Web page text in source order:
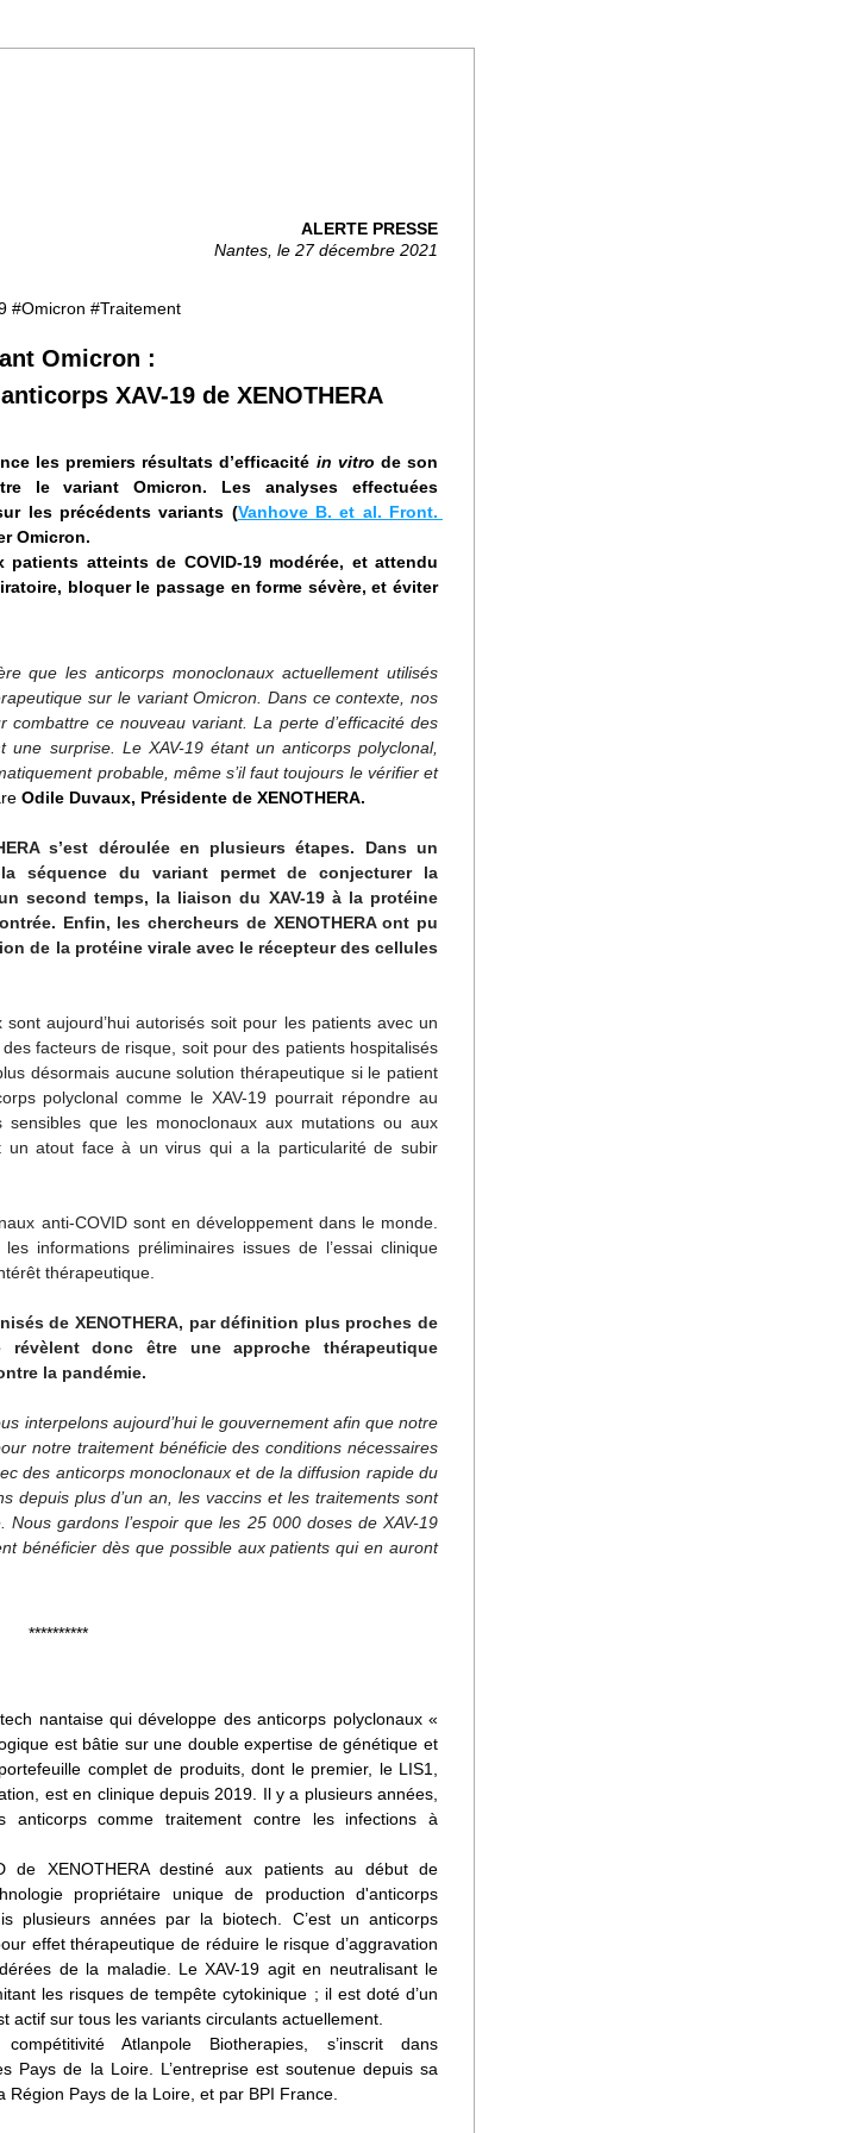
ALERTE PRESSE
Nantes, le 27 décembre 2021
#Omicron #Traitement
Omicron :
XAV-19 de XENOTHERA
les premiers résultats d’efficacité in vitro de son
le variant Omicron. Les analyses effectuées
les précédents variants (Vanhove B. et al. Front.
Omicron.
atteints de COVID-19 modérée, et attendu
bloquer le passage en forme sévère, et éviter
que les anticorps monoclonaux actuellement utilisés
sur le variant Omicron. Dans ce contexte, nos
combattre ce nouveau variant. La perte d’efficacité des
une surprise. Le XAV-19 étant un anticorps polyclonal,
probable, même s’il faut toujours le vérifier et
Odile Duvaux, Présidente de XENOTHERA.
s’est déroulée en plusieurs étapes. Dans un
séquence du variant permet de conjecturer la
second temps, la liaison du XAV-19 à la protéine
Enfin, les chercheurs de XENOTHERA ont pu
de la protéine virale avec le récepteur des cellules
aujourd’hui autorisés soit pour les patients avec un
facteurs de risque, soit pour des patients hospitalisés
désormais aucune solution thérapeutique si le patient
polyclonal comme le XAV-19 pourrait répondre au
sensibles que les monoclonaux aux mutations ou aux
un atout face à un virus qui a la particularité de subir
anti-COVID sont en développement dans le monde.
informations préliminaires issues de l’essai clinique
thérapeutique.
de XENOTHERA, par définition plus proches de
révèlent donc être une approche thérapeutique
la pandémie.
interpelons aujourd’hui le gouvernement afin que notre
notre traitement bénéficie des conditions nécessaires
des anticorps monoclonaux et de la diffusion rapide du
depuis plus d’un an, les vaccins et les traitements sont
gardons l’espoir que les 25 000 doses de XAV-19
bénéficier dès que possible aux patients qui en auront
**********
nantaise qui développe des anticorps polyclonaux «
est bâtie sur une double expertise de génétique et
complet de produits, dont le premier, le LIS1,
est en clinique depuis 2019. Il y a plusieurs années,
anticorps comme traitement contre les infections à
de XENOTHERA destiné aux patients au début de
propriétaire unique de production d'anticorps
plusieurs années par la biotech. C’est un anticorps
effet thérapeutique de réduire le risque d’aggravation
de la maladie. Le XAV-19 agit en neutralisant le
les risques de tempête cytokinique ; il est doté d’un
actif sur tous les variants circulants actuellement.
Atlanpole Biotherapies, s’inscrit dans
Pays de la Loire. L’entreprise est soutenue depuis sa
Pays de la Loire, et par BPI France.